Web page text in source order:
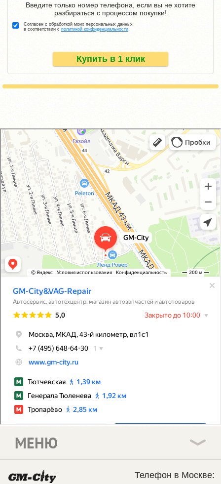
Купить в 1 клик
Введите только номер телефона, если вы не хотите
разбираться с процессом покупки!
Согласен с обработкой моих персональных данных
в соответствии с политикой конфиденциальности
GM-City&VAG-Repair
Автосервис, автотехцентр в Москве
Магазин автозапчастей и автотоваров в Москве
МЕНЮ
Телефон в Москве: